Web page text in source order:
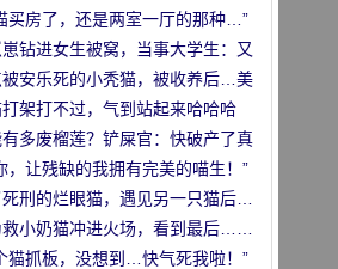
买房了，还是两室一厅的那种…”
钻进女生被窝，当事大学生：又
…安乐死的小秃猫，被收养后…美
架打不过，气到站起来哈哈哈
多废榴莲？铲屎官：快破产了真
，让残缺的我拥有完美的喵生！”
刑的烂眼猫，遇见另一只猫后…
小奶猫冲进火场，看到最后……
！
猫抓板，没想到…快气死我啦！”